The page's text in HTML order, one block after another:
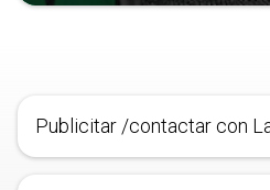
Publicitar /contactar con